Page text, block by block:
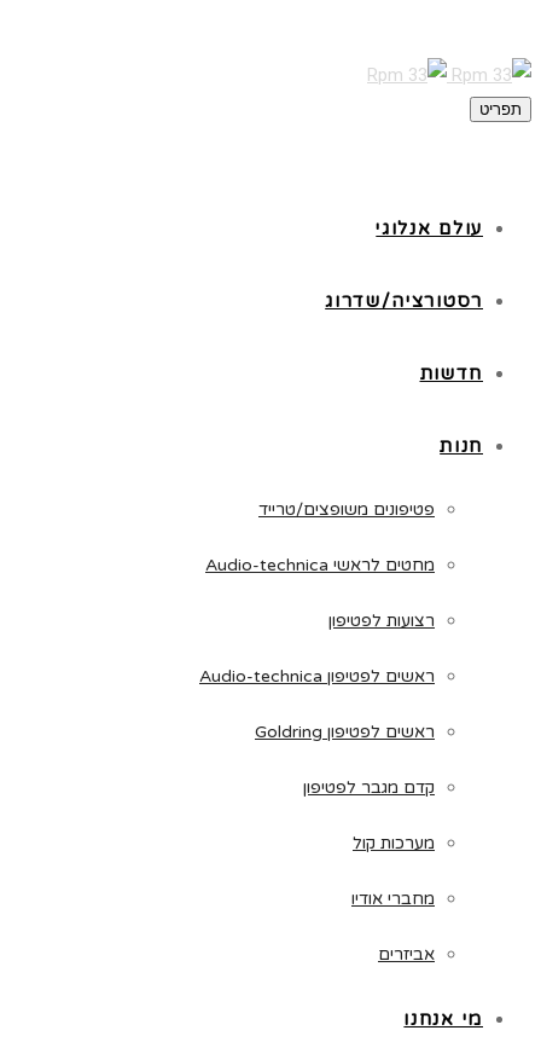
תפריט
עולם אנלוגי
רסטורציה/שדרוג
חדשות
חנות
פטיפונים משופצים/טרייד
מחטים לראשי Audio-technica
רצועות לפטיפון
ראשים לפטיפון Audio-technica
ראשים לפטיפון Goldring
קדם מגבר לפטיפון
מערכות קול
מחברי אודיו
אביזרים
מי אנחנו